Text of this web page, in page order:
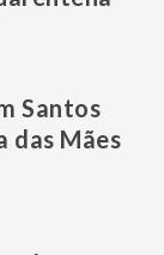
Santos
das Mães